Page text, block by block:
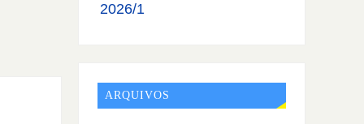
2026/1
ARQUIVOS